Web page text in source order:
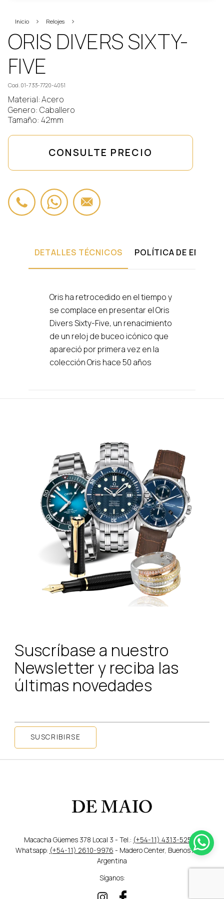
Inicio Relojes
ORIS DIVERS SIXTY-
FIVE
Cod. 01-733-7720-4051
Material: Acero
Genero: Caballero
Tamaño: 42mm
CONSULTE PRECIO
DETALLES TÉCNICOS POLÍTICA DE ENVÍOS
Oris ha retrocedido en el tiempo y
se complace en presentar el Oris
Divers Sixty-Five, un renacimiento
de un reloj de buceo icónico que
apareció por primera vez en la
colección Oris hace 50 años
Suscríbase a nuestro
Newsletter y reciba las
últimas novedades
SUSCRIBIRSE
Macacha Güemes 378 Local 3 - Tel.: (+54-11) 4313-5259/
Whatsapp: (+54-11) 2610-9976 - Madero Center, Buenos Aires,
Argentina
Síganos: